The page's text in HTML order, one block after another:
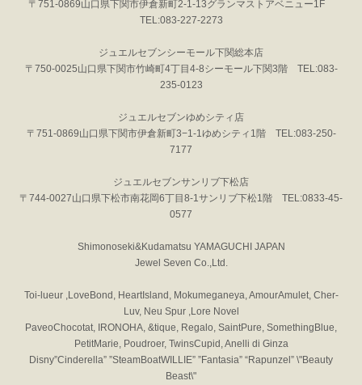
〒751-0869山口県下関市伊倉新町2-1-13グランマストアベニュー1F
TEL:083-227-2273
ジュエルセブンシーモール下関総本店
〒750-0025山口県下関市竹崎町4丁目4-8シーモール下関3階 TEL:083-
235-0123
ジュエルセブンゆめシティ店
〒751-0869山口県下関市伊倉新町3−1-1ゆめシティ1階 TEL:083-250-
7177
ジュエルセブンサンリブ下松店
〒744-0027山口県下松市南花岡6丁目8-1サンリブ下松1階 TEL:0833-45-
0577
Shimonoseki&Kudamatsu YAMAGUCHI JAPAN
Jewel Seven Co.,Ltd.
Toi-lueur ,LoveBond, HeartIsland, Mokumeganeya, AmourAmulet, Cher-
Luv, Neu Spur ,Lore Novel
PaveoChocotat, IRONOHA, &tique, Regalo, SaintPure, SomethingBlue,
PetitMarie, Poudroer, TwinsCupid, Anelli di Ginza
Disny”Cinderella” ”SteamBoatWILLIE” ”Fantasia” “Rapunzel” \"Beauty
Beast\"